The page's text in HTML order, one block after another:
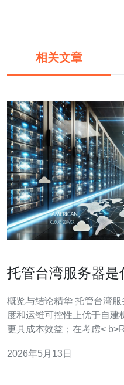
相关文章
托管台湾服务器是
概览与结论精华 托管台湾服务器通常在初期投入、部署速
度和运维可控性上优于自建
更具成本效益；在考虑< b>ROI时，应综合评估资金成本、
安全服务的整体表现，推荐
2026年5月13日